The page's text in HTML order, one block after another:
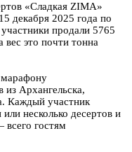
«Сладкая ZIMA»
декабря 2025 года по
продали 5765
вес это почти тонна
марафону
из Архангельска,
Каждый участник
несколько десертов и
гостям